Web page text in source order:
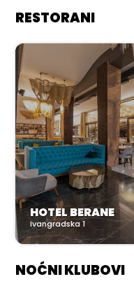
RESTORANI
HOTEL BERANE
Ivangradska 1
NOĆNI KLUBOVI